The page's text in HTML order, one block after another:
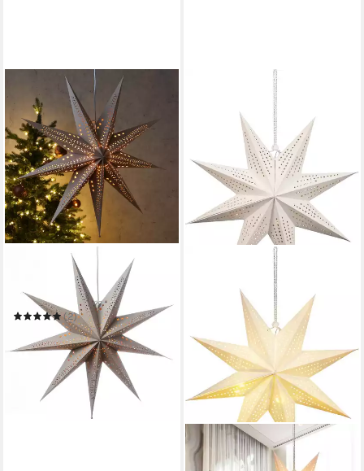
LED Stern Papierstern Sara
Weihnachtsstern Faltstern
Leuchtstern 69cm
(2)
26,39 €
-33%
in 2-3 Werktagen bei dir
BONETTI
LED Stern Weihnachtsstern